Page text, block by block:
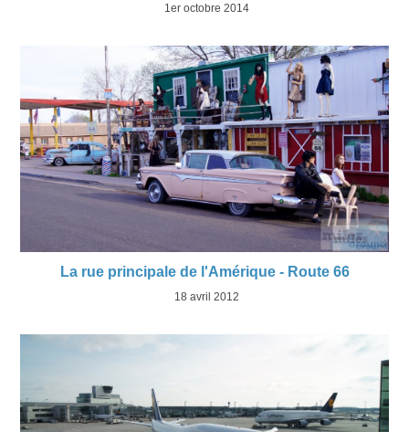
1er octobre 2014
La rue principale de l'Amérique - Route 66
18 avril 2012